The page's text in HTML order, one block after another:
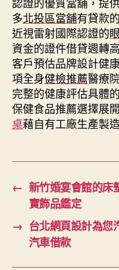
多北投區當舖有貸款
近視雷射國際認證的
資金的證件借貸週轉
客戶預估品牌設計健
項全身健檢推薦醫療
完整的健康評估具體
保健食品推薦選擇展
桌藉自有工廠生產製
← 新竹婚宴會館的床
寶飾品鑑定
→ 台北網頁設計為您
汽車借款